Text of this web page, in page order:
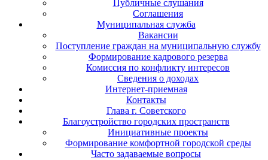
Публичные слушания
Соглашения
Муниципальная служба
Вакансии
Поступление граждан на муниципальную службу
Формирование кадрового резерва
Комиссия по конфликту интересов
Сведения о доходах
Интернет-приемная
Контакты
Глава г. Советского
Благоустройство городских пространств
Инициативные проекты
Формирование комфортной городской среды
Часто задаваемые вопросы